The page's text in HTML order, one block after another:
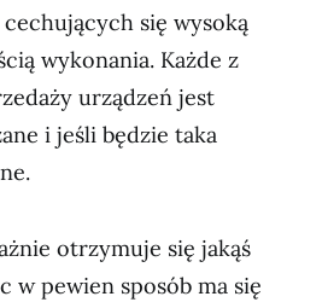
się wysoką
wykonania. Każde z
urządzeń jest
i jeśli będzie taka
otrzymuje się jakąś
w pewien sposób ma się